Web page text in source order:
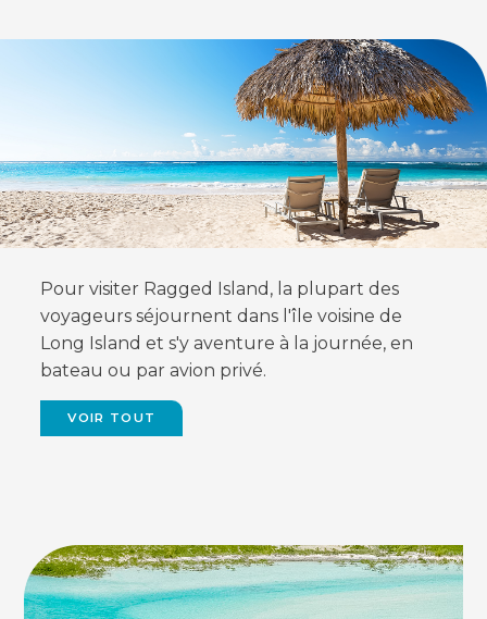
Pour visiter Ragged Island, la plupart des
voyageurs séjournent dans l'île voisine de
Long Island et s'y aventure à la journée, en
bateau ou par avion privé.
VOIR TOUT